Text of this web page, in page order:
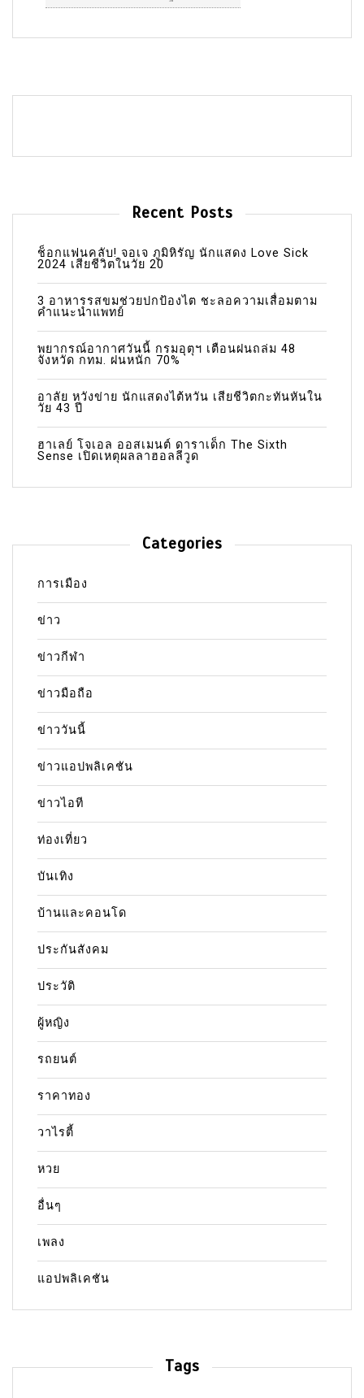
Recent Posts
ช็อกแฟนคลับ! จอเจ ภูมิหิรัญ นักแสดง Love Sick
2024 เสียชีวิตในวัย 20
3 อาหารรสขมช่วยปกป้องไต ชะลอความเสื่อมตาม
คำแนะนำแพทย์
พยากรณ์อากาศวันนี้ กรมอุตุฯ เตือนฝนถล่ม 48
จังหวัด กทม. ฝนหนัก 70%
อาลัย หวังข่าย นักแสดงไต้หวัน เสียชีวิตกะทันหันใน
วัย 43 ปี
ฮาเลย์ โจเอล ออสเมนต์ ดาราเด็ก The Sixth
Sense เปิดเหตุผลลาฮอลลีวูด
Categories
การเมือง
ข่าว
ข่าวกีฬา
ข่าวมือถือ
ข่าววันนี้
ข่าวแอปพลิเคชัน
ข่าวไอที
ท่องเที่ยว
บันเทิง
บ้านและคอนโด
ประกันสังคม
ประวัติ
ผู้หญิง
รถยนต์
ราคาทอง
วาไรตี้
หวย
อื่นๆ
เพลง
แอปพลิเคชัน
Tags